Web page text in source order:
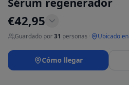
€42,95
Guardado por31 personas Ubicado en
Cómo llegar